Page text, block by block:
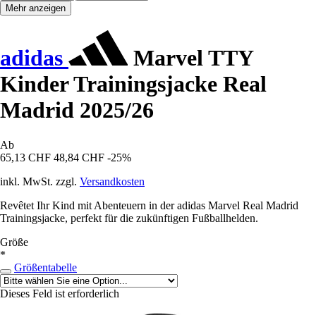
Mehr anzeigen
adidas
Marvel TTY
Kinder Trainingsjacke Real
Madrid 2025/26
Ab
65,13 CHF 48,84 CHF -25%
inkl. MwSt. zzgl. Versandkosten
Revêtet Ihr Kind mit Abenteuern in der adidas Marvel Real Madrid
Trainingsjacke, perfekt für die zukünftigen Fußballhelden.
Größe
*
Größentabelle
Dieses Feld ist erforderlich